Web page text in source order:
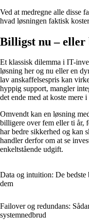
Ved at medregne alle disse
hvad løsningen faktisk
Billigst nu – eller
Et klassisk dilemma i IT-
løsning her og nu eller en
lav anskaffelsespris kan
hyppig support, mangler
det ende med at koste mere
Omvendt kan en løsning
billigere over fem eller ti år,
har bedre sikkerhed og kan
handler derfor om at se
enkeltstående udgift.
Data og intuition: De bedste
dem
Failover og redundans:
systemnedbrud